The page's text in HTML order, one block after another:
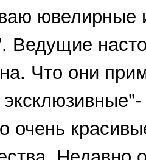
ювелирные
Ведущие
Что они
очень